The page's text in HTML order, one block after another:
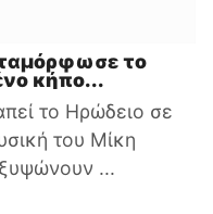
το
κήπο...
το Ηρώδειο σε
του Μίκη
...